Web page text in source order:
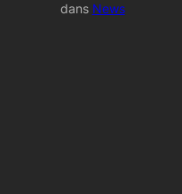
dans News